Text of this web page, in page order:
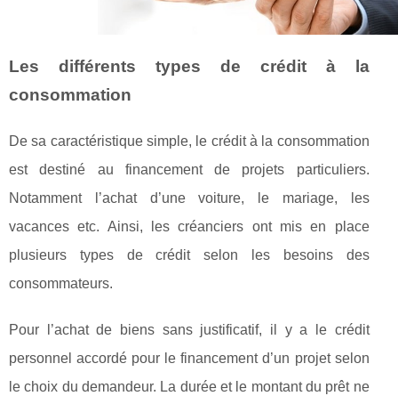
Les différents types de crédit à la
consommation
De sa caractéristique simple, le crédit à la consommation
est destiné au financement de projets particuliers.
Notamment l’achat d’une voiture, le mariage, les
vacances etc. Ainsi, les créanciers ont mis en place
plusieurs types de crédit selon les besoins des
consommateurs.
Pour l’achat de biens sans justificatif, il y a le crédit
personnel accordé pour le financement d’un projet selon
le choix du demandeur. La durée et le montant du prêt ne